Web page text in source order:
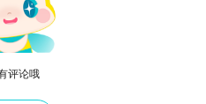
的，换出资产公允价值与其账面价
商业实质，或换入资产或换出资
值和应支付的相关税费作为换入资
评论哦